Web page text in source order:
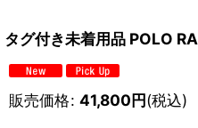
タグ付き未着用品 POLO
販売価格: 41,800円(税込)